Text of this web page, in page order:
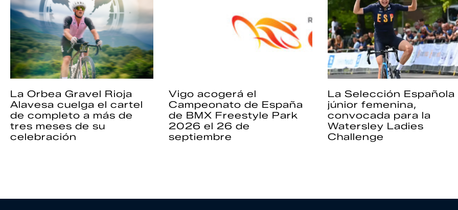
La Orbea Gravel Rioja
Alavesa cuelga el cartel
de completo a más de
tres meses de su
celebración
Vigo acogerá el
Campeonato de España
de BMX Freestyle Park
2026 el 26 de
septiembre
La Selección Española
júnior femenina,
convocada para la
Watersley Ladies
Challenge